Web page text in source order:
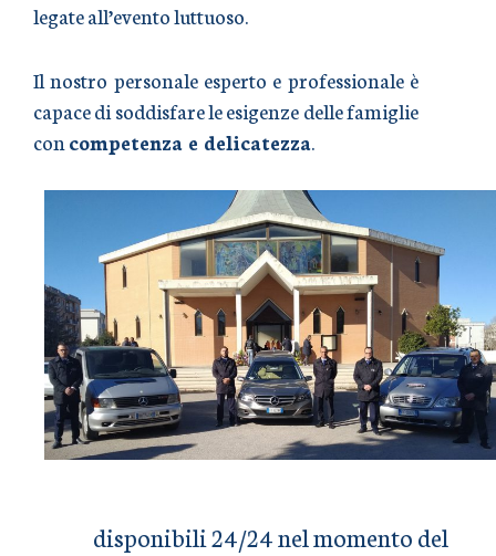
legate all’evento luttuoso.
Il nostro personale esperto e professionale è
capace di soddisfare le esigenze delle famiglie
con competenza e delicatezza.
disponibili 24/24 nel momento del